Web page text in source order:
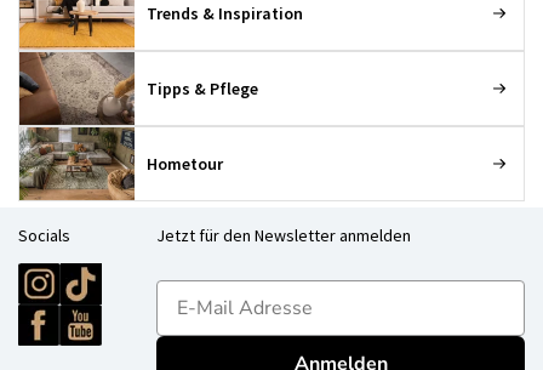
Trends & Inspiration
Tipps & Pflege
Hometour
Socials Jetzt für den Newsletter anmelden
E-mailadres
Anmelden